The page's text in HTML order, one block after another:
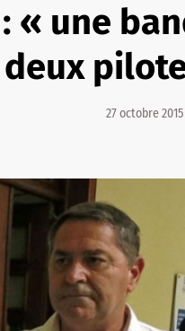
« une
27 octobre 2015